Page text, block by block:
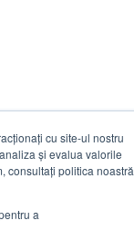
cu site-ul nostru
și evalua valorile
consultați politica noastră
a